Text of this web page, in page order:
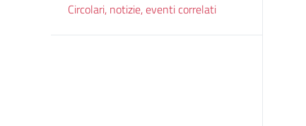
Circolari, notizie, eventi correlati